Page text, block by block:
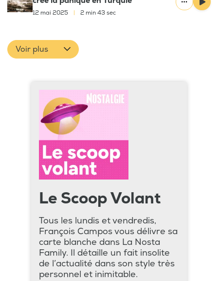
12 mai 2025 2 min 43 sec
Voir plus
Le Scoop Volant
Tous les lundis et vendredis,
François Campos vous délivre sa
carte blanche dans La Nosta
Family. Il détaille un fait insolite
de l’actualité dans son style très
personnel et inimitable.